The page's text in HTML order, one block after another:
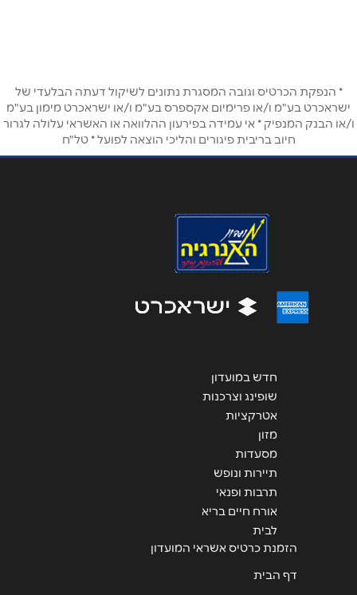
טלפון *
אימייל *
אנא חזרו אלי בקשר ל...
* הנפקת הכרטיס וגובה המסגרת נתונים לשיקול דעתה הבלעדי של
ישראכרט בע"מ ו/או פרימיום אקספרס בע"מ ו/או ישראכרט מימון בע"מ
ו/או הבנק המנפיק * אי עמידה בפירעון ההלוואה או האשראי עלולה לגרור
חיוב בריבית פיגורים והליכי הוצאה לפועל * טל"ח
חדש במועדון
שופינג וצרכנות
אטרקציות
מזון
מסעדות
תיירות ונופש
תרבות ופנאי
אורח חיים בריא
לבית
הזמנת כרטיס אשראי המועדון
דף הבית